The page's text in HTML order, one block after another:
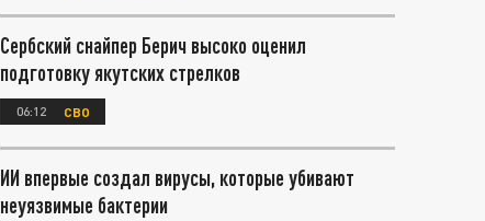
Сербский снайпер Берич высоко оценил
подготовку якутских стрелков
06:12 СВО
ИИ впервые создал вирусы, которые убивают
неуязвимые бактерии